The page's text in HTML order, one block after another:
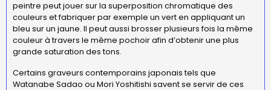
peintre peut jouer sur la superposition chromatique des
couleurs et fabriquer par exemple un vert en appliquant un
bleu sur un jaune. Il peut aussi brosser plusieurs fois la même
couleur à travers le même pochoir afin d’obtenir une plus
grande saturation des tons.
Certains graveurs contemporains japonais tels que
Watanabe Sadao ou Mori Yoshitishi savent se servir de ces